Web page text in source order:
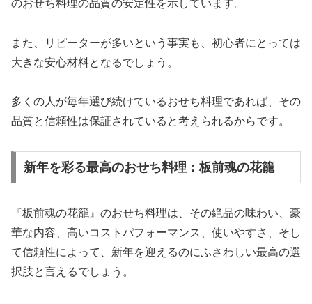
のおせち料理の品質の安定性を示しています。
また、リピーターが多いという事実も、初心者にとっては
大きな安心材料となるでしょう。
多くの人が毎年選び続けているおせち料理であれば、その
品質と信頼性は保証されていると考えられるからです。
新年を彩る最高のおせち料理：板前魂の花籠
『板前魂の花籠』のおせち料理は、その絶品の味わい、豪
華な内容、高いコストパフォーマンス、使いやすさ、そし
て信頼性によって、新年を迎えるのにふさわしい最高の選
択肢と言えるでしょう。